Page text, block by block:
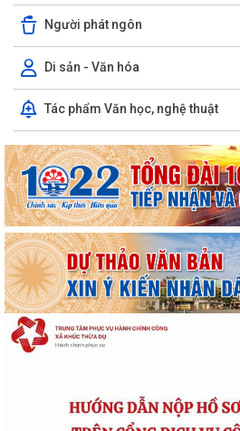
Người phát ngôn
Di sản - Văn hóa
Tác phẩm Văn học, nghệ thuật